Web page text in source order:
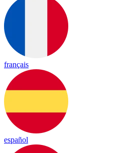
français
español